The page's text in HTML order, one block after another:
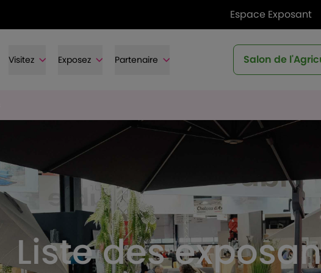
Espace Exposant
Visitez Exposez Partenaire Salon de
Liste des